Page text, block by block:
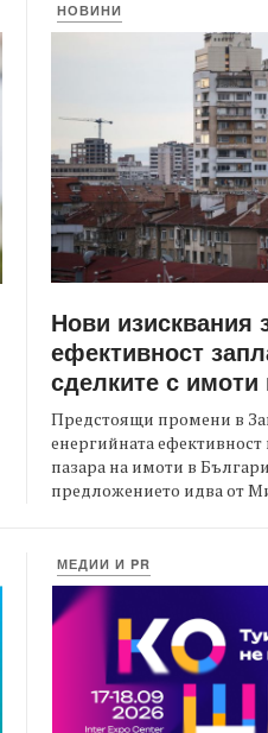
НОВИНИ
Нови изисквания
ефективност
сделките с
Предстоящи промени в
енергийната
пазара на имоти в
предложението идва от
МЕДИИ И PR